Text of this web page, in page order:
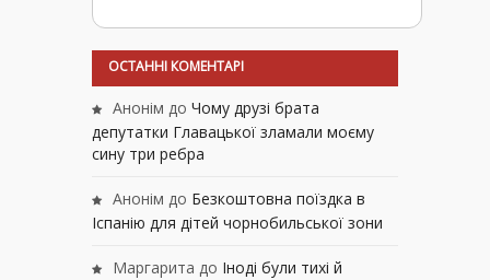
ОСТАННІ КОМЕНТАРІ
Анонім до Чому друзі брата
депутатки Главацької зламали моєму
сину три ребра
Анонім до Безкоштовна поїздка в
Іспанію для дітей чорнобильської зони
Маргарита до Іноді були тихі й